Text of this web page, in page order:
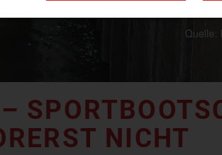
NICHT